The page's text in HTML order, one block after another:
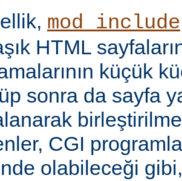
mod_include
HTML
küçük
sonra da sayfa
CGI
olabileceği